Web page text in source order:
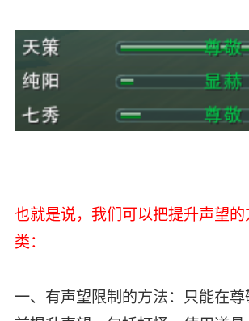
也就是说，我们可以把提升声望
类：
一、有声望限制的方法：只能在